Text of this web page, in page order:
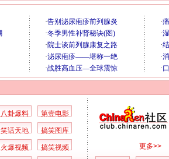
八卦爆料 第壹电影
笑话天地 搞笑图库
火爆视频 搞笑视频 更多>>